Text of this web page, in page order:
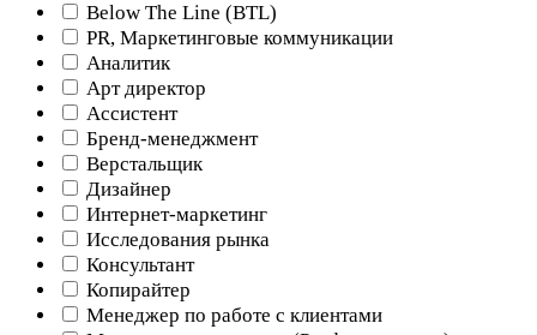
Below The Line (BTL)
PR, Маркетинговые коммуникации
Аналитик
Арт директор
Ассистент
Бренд-менеджмент
Верстальщик
Дизайнер
Интернет-маркетинг
Исследования рынка
Консультант
Копирайтер
Менеджер по работе с клиентами